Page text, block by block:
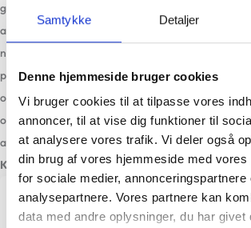
Samtykke Detaljer
Denne hjemmeside bruger cookies
Vi bruger cookies til at tilpasse vores
annoncer, til at vise dig funktioner til
at analysere vores trafik. Vi deler også
din brug af vores hjemmeside med vores
for sociale medier, annonceringspartnere
analysepartnere. Vores partnere kan
data med andre oplysninger, du har givet
gøre en forskel i deres hverdag. På klinikken
alle typer af patienter, men jeg har en stor passion
neurologiske felt og i særdeleshed med træning af
parkinsonpatienter, hvor jeg har mange års
også en del patienter med hofteproblematikker
opererede patienter. I min fritid er jeg meget aktiv
at cykle.
Klinikker jeg arbejder på
Ballerup